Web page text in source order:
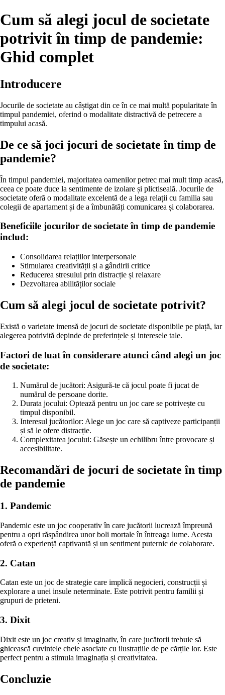
Cum să alegi jocul de societate
potrivit în timp de pandemie:
Ghid complet
Introducere
Jocurile de societate au câștigat din ce în ce mai multă popularitate în
timpul pandemiei, oferind o modalitate distractivă de petrecere a
timpului acasă.
De ce să joci jocuri de societate în timp de
pandemie?
În timpul pandemiei, majoritatea oamenilor petrec mai mult timp acasă,
ceea ce poate duce la sentimente de izolare și plictiseală. Jocurile de
societate oferă o modalitate excelentă de a lega relații cu familia sau
colegii de apartament și de a îmbunătăți comunicarea și colaborarea.
Beneficiile jocurilor de societate în timp de pandemie
includ:
Consolidarea relațiilor interpersonale
Stimularea creativității și a gândirii critice
Reducerea stresului prin distracție și relaxare
Dezvoltarea abilităților sociale
Cum să alegi jocul de societate potrivit?
Există o varietate imensă de jocuri de societate disponibile pe piață, iar
alegerea potrivită depinde de preferințele și interesele tale.
Factori de luat în considerare atunci când alegi un joc
de societate:
Numărul de jucători: Asigură-te că jocul poate fi jucat de
numărul de persoane dorite.
Durata jocului: Optează pentru un joc care se potrivește cu
timpul disponibil.
Interesul jucătorilor: Alege un joc care să captiveze participanții
și să le ofere distracție.
Complexitatea jocului: Găsește un echilibru între provocare și
accesibilitate.
Recomandări de jocuri de societate în timp
de pandemie
1. Pandemic
Pandemic este un joc cooperativ în care jucătorii lucrează împreună
pentru a opri răspândirea unor boli mortale în întreaga lume. Acesta
oferă o experiență captivantă și un sentiment puternic de colaborare.
2. Catan
Catan este un joc de strategie care implică negocieri, construcții și
explorare a unei insule neterminate. Este potrivit pentru familii și
grupuri de prieteni.
3. Dixit
Dixit este un joc creativ și imaginativ, în care jucătorii trebuie să
ghicească cuvintele cheie asociate cu ilustrațiile de pe cărțile lor. Este
perfect pentru a stimula imaginația și creativitatea.
Concluzie